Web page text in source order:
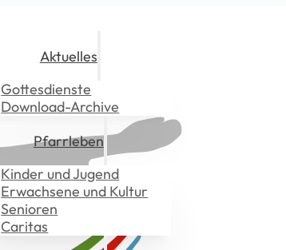
Aktuelles
Gottesdienste
Download-Archive
Pfarrleben
Kinder und Jugend
Erwachsene und Kultur
Senioren
Caritas